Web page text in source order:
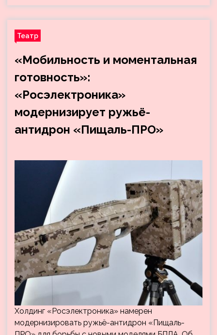
Театр
«Мобильность и моментальная
готовность»:
«Росэлектроника»
модернизирует ружьё-
антидрон «Пищаль-ПРО»
Холдинг «Росэлектроника» намерен
модернизировать ружьё-антидрон «Пищаль-